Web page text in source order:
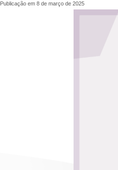
Publicação em 8 de março de 2025